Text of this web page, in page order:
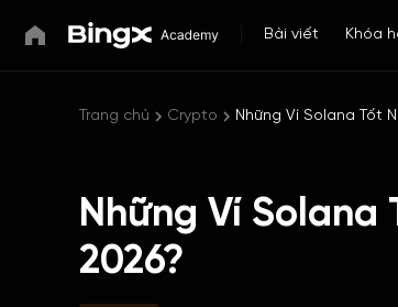
Bài viết Khóa
Trang chủ Crypto Những Ví Solana Tốt
Những Ví Solana
2026?